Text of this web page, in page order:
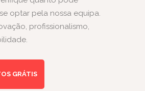
optar pela nossa equipa.
profissionalismo,
GRÁTIS